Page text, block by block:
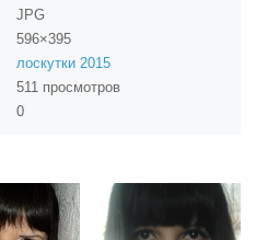
JPG
596×395
лоскутки 2015
511 просмотров
0